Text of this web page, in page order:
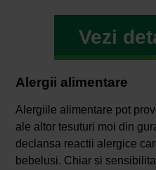
Vezi
Alergii alimentare
Alergiile alimentare pot
ale altor tesuturi moi din
declansa reactii alergice
bebelusi. Chiar si